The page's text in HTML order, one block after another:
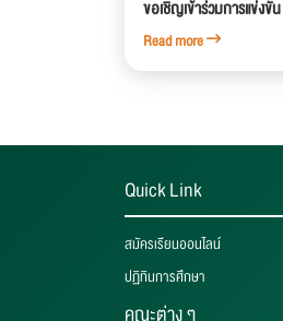
ขอเชิญเข้าร่วมการแข่ง
Read more
Quick Link
สมัครเรียนออนไลน์
ปฏิทินการศึกษา